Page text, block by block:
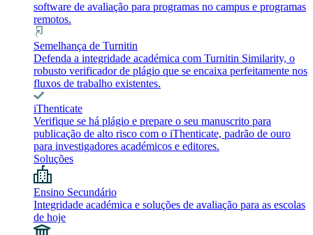
software de avaliação para programas no campus e programas
remotos.
Semelhança de Turnitin
Defenda a integridade académica com Turnitin Similarity, o
robusto verificador de plágio que se encaixa perfeitamente nos
fluxos de trabalho existentes.
iThenticate
Verifique se há plágio e prepare o seu manuscrito para
publicação de alto risco com o iThenticate, padrão de ouro
para investigadores académicos e editores.
Soluções
Ensino Secundário
Integridade académica e soluções de avaliação para as escolas
de hoje